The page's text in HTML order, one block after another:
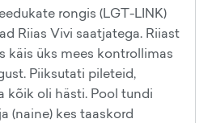
rongis (LGT-LINK)
Riias Vivi saatjatega. Riiast
käis üks mees kontrollimas
Piiksutati pileteid,
kõik oli hästi. Pool tundi
(naine) kes taaskord